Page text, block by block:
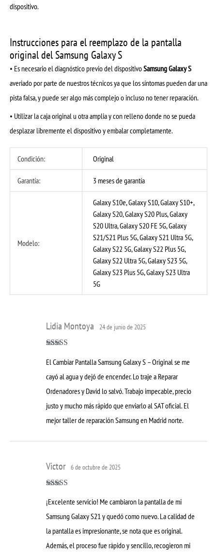
dispositivo.
Instrucciones para el reemplazo de la pantalla
original del Samsung Galaxy S
• Es necesario el diagnóstico previo del dispositivoSamsung Galaxy S
averiado por parte de nuestros técnicos ya que los síntomas pueden dar una
pista falsa, y puede ser algo más complejo o incluso no tener reparación.
• Utilizar la caja original u otra amplia y con relleno donde no se pueda
desplazar libremente el dispositivo y embalar completamente.
Condición: Original
Garantía: 3 meses de garantía
Modelo:
Galaxy S10e, Galaxy S10, Galaxy S10+,
Galaxy S20, Galaxy S20 Plus, Galaxy
S20 Ultra, Galaxy S20 FE 5G, Galaxy
S21/S21 Plus 5G, Galaxy S21 Ultra 5G,
Galaxy S22 5G, Galaxy S22 Plus 5G,
Galaxy S22 Ultra 5G, Galaxy S23 5G,
Galaxy S23 Plus 5G, Galaxy S23 Ultra
5G
5de 5
Lidia Montoya 24 de junio de 2025
El Cambiar Pantalla Samsung Galaxy S – Original se me
cayó al agua y dejó de encender. Lo traje a Reparar
Ordenadores y David lo salvó. Trabajo impecable, precio
justo y mucho más rápido que enviarlo al SAT oficial. El
mejor taller de reparación Samsung en Madrid norte.
5de 5
Victor 6 de octubre de 2025
¡Excelente servicio! Me cambiaron la pantalla de mi
Samsung Galaxy S21 y quedó como nuevo. La calidad de
la pantalla es impresionante, se nota que es original.
Además, el proceso fue rápido y sencillo, recogieron mi